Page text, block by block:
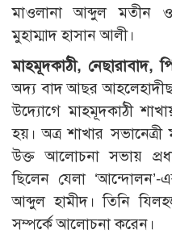
মাওলানা আব্দুল মতীন ও
মুহাম্মাদ হাসান আলী।
মাহমূদকাঠী, নেছারাবাদ,
অদ্য বাদ আছর আহলেহাদীছ
উদ্যোগে মাহমূদকাঠী
হয়। অত্র শাখার
উক্ত আলোচনা সভায়
ছিলেন যেলা ‘আন্দোলন’-
আব্দুল হামীদ। তিনি
সম্পর্কে আলোচনা করেন।